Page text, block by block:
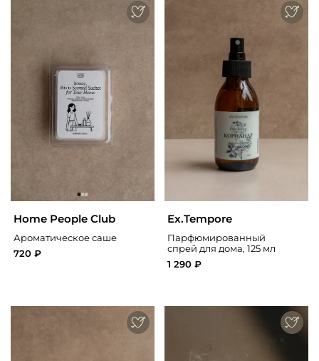
Home People Club
Ароматическое саше
720 ₽
Ex.Tempore
Парфюмированный
спрей для дома, 125 мл
1 290 ₽